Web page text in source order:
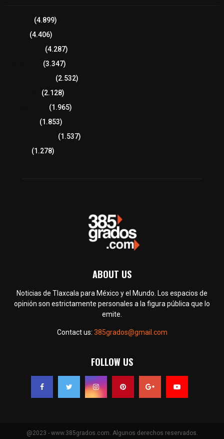
(4.899)
(4.406)
(4.287)
(3.347)
(2.532)
(2.128)
(1.965)
(1.853)
(1.537)
(1.278)
ABOUT US
Noticias de Tlaxcala para México y el Mundo. Los espacios de
opinión son estrictamente personales a la figura pública que lo
emite.
Contact us: 385grados@gmail.com
FOLLOW US
@2023 - www.385grados.com. Algunos derechos reservados.